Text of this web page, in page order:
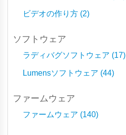
ビデオの作り方 (2)
ソフトウェア
ラディバグソフトウェア (17)
Lumensソフトウェア (44)
ファームウェア
ファームウェア (140)